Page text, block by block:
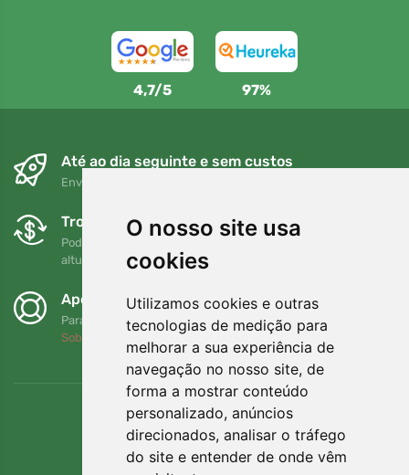
O nosso site usa
cookies
Utilizamos cookies e outras
tecnologias de medição para
melhorar a sua experiência de
navegação no nosso site, de
forma a mostrar conteúdo
personalizado, anúncios
direcionados, analisar o tráfego
do site e entender de onde vêm
4,7/5 97%
Até ao dia seguinte e sem custos
Envio gratuito para encomendas superiores a 80 EUR
Trocas e devoluções gratuitas
Pode devolver ou trocar a sua encomenda em qualquer
altura no prazo de 90 dias
Apoiamos a Trees.org
Para cada encomenda plantamos uma árvore! Leia mais
Sobre nós